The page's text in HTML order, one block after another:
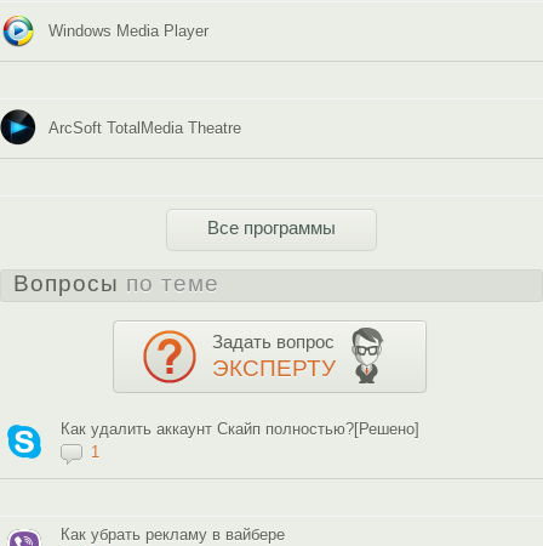
Windows Media Player
ArcSoft TotalMedia Theatre
Все программы
Вопросы по теме
Задать вопрос
ЭКСПЕРТУ
Как удалить аккаунт Скайп полностью?[Решено]
1
Как убрать рекламу в вайбере